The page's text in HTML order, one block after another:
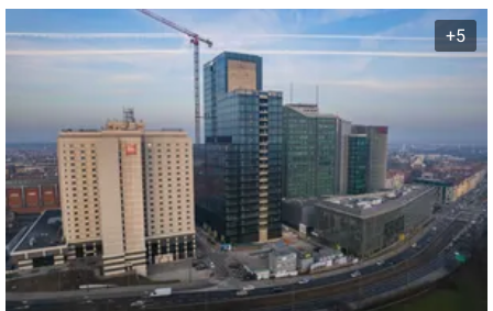
+5